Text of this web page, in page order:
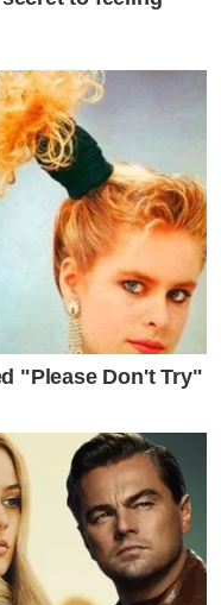
"Please Don't Try"